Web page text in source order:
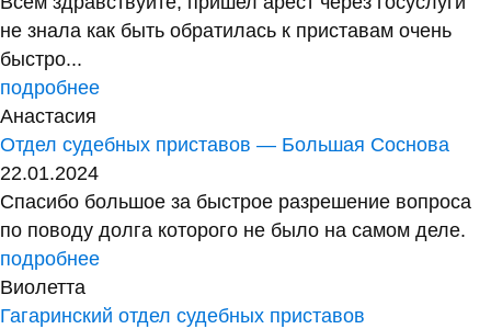
не знала как быть обратилась к приставам очень
быстро...
подробнее
Анастасия
Отдел судебных приставов — Большая Соснова
22.01.2024
Спасибо большое за быстрое разрешение вопроса
по поводу долга которого не было на самом деле.
подробнее
Виолетта
Гагаринский отдел судебных приставов